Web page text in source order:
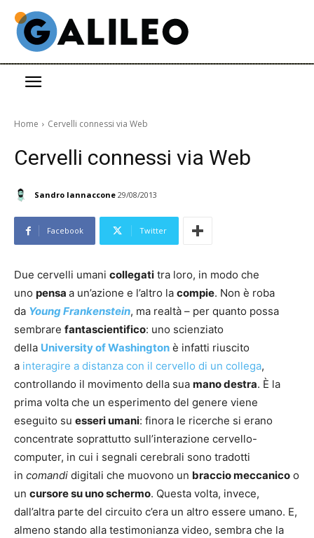
Home Cervelli connessi via Web
Cervelli connessi via Web
Sandro Iannaccone 29/08/2013
Facebook Twitter
Due cervelli umani collegati tra loro, in modo che
uno pensa a un’azione e l’altro la compie. Non è roba
da Young Frankenstein, ma realtà – per quanto possa
sembrare fantascientifico: uno scienziato
della University of Washington è infatti riuscito
a interagire a distanza con il cervello di un collega,
controllando il movimento della sua mano destra. È la
prima volta che un esperimento del genere viene
eseguito su esseri umani: finora le ricerche si erano
concentrate soprattutto sull’interazione cervello-
computer, in cui i segnali cerebrali sono tradotti
in comandi digitali che muovono un braccio meccanico o
un cursore su uno schermo. Questa volta, invece,
dall’altra parte del circuito c’era un altro essere umano. E,
almeno stando alla testimonianza video, sembra che la